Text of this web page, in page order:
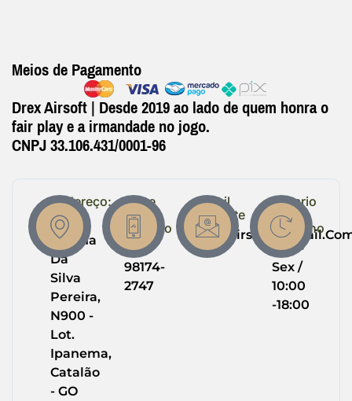
Meios de Pagamento
Drex Airsoft | Desde 2019 ao lado de quem honra o
fair play e a irmandade no jogo.
CNPJ 33.106.431/0001-96
Endereço:
R.
Helena
Da
Silva
Pereira,
N900 -
Lot.
Ipanema,
Catalão
- GO
Entre
em
Contato
(64)
98174-
2747
Email
Suporte
Horario
de
Trabalho
Seg -
Sex /
10:00
-18:00